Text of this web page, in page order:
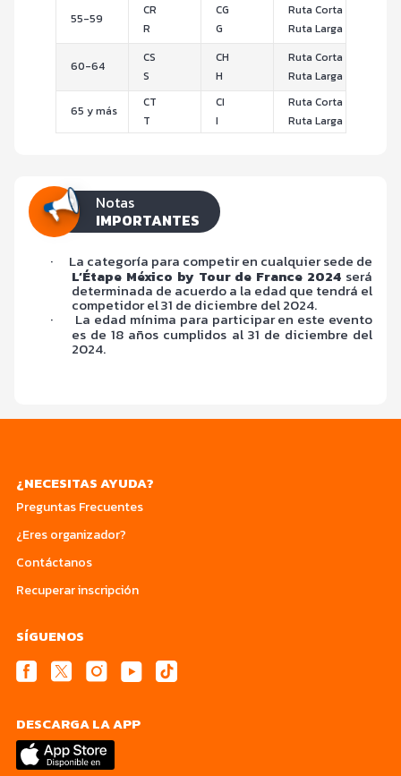
55-59
CR
R
CG
G
Ruta Corta
Ruta Larga
60-64
CS
S
CH
H
Ruta Corta
Ruta Larga
65 y más
CT
T
CI
I
Ruta Corta
Ruta Larga
Notas
IMPORTANTES
· La categoría para competir en cualquier sede de
L’Étape México by Tour de France 2024 será
determinada de acuerdo a la edad que tendrá el
competidor el 31 de diciembre del 2024.
· La edad mínima para participar en este evento
es de 18 años cumplidos al 31 de diciembre del
2024.
¿NECESITAS AYUDA?
Preguntas Frecuentes
¿Eres organizador?
Contáctanos
Recuperar inscripción
SÍGUENOS
DESCARGA LA APP